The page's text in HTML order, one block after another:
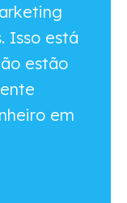
Isso está
estão
em